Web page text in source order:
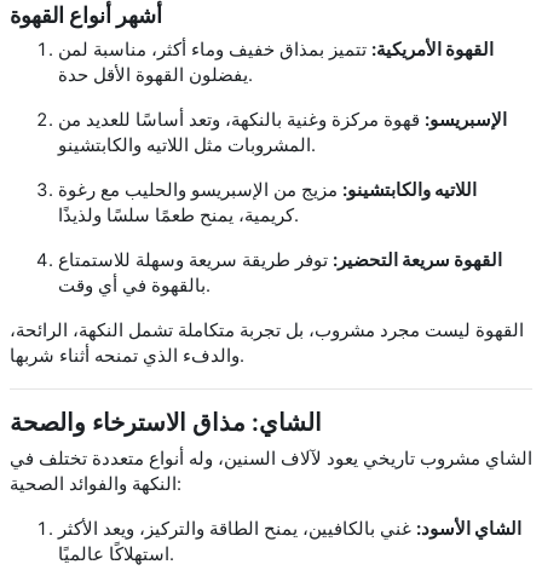
أشهر أنواع القهوة
القهوة الأمريكية: تتميز بمذاق خفيف وماء أكثر، مناسبة لمن
يفضلون القهوة الأقل حدة.
الإسبريسو: قهوة مركزة وغنية بالنكهة، وتعد أساسًا للعديد من
المشروبات مثل اللاتيه والكابتشينو.
اللاتيه والكابتشينو: مزيج من الإسبريسو والحليب مع رغوة
كريمية، يمنح طعمًا سلسًا ولذيذًا.
القهوة سريعة التحضير: توفر طريقة سريعة وسهلة للاستمتاع
بالقهوة في أي وقت.
القهوة ليست مجرد مشروب، بل تجربة متكاملة تشمل النكهة، الرائحة،
والدفء الذي تمنحه أثناء شربها.
الشاي: مذاق الاسترخاء والصحة
الشاي مشروب تاريخي يعود لآلاف السنين، وله أنواع متعددة تختلف في
النكهة والفوائد الصحية:
الشاي الأسود: غني بالكافيين، يمنح الطاقة والتركيز، ويعد الأكثر
استهلاكًا عالميًا.